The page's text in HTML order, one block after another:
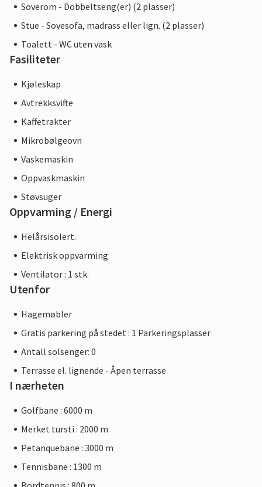
Soverom - Dobbeltseng(er) (2 plasser)
Stue - Sovesofa, madrass eller lign. (2 plasser)
Toalett - WC uten vask
Fasiliteter
Kjøleskap
Avtrekksvifte
Kaffetrakter
Mikrobølgeovn
Vaskemaskin
Oppvaskmaskin
Støvsuger
Oppvarming / Energi
Helårsisolert.
Elektrisk oppvarming
Ventilator : 1 stk.
Utenfor
Hagemøbler
Gratis parkering på stedet : 1 Parkeringsplasser
Antall solsenger: 0
Terrasse el. lignende - Åpen terrasse
I nærheten
Golfbane : 6000 m
Merket tursti : 2000 m
Petanquebane : 3000 m
Tennisbane : 1300 m